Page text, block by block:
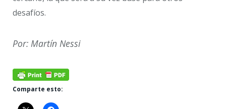
desafíos.
Por: Martín Nessi
Comparte esto: